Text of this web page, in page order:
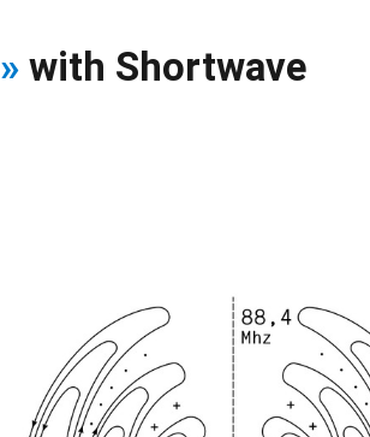
» with Shortwave